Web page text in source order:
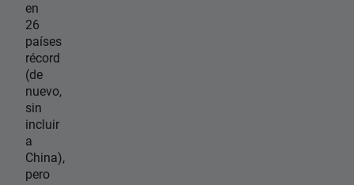
en
26
países
récord
(de
nuevo,
sin
incluir
a
China),
pero